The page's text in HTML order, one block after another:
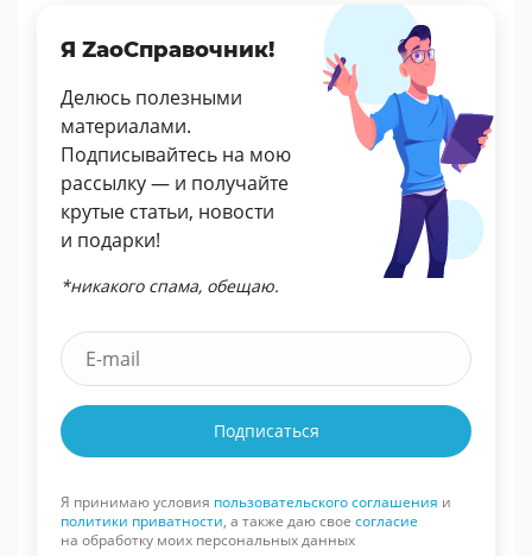
Я ZaoСправочник!
Делюсь полезными
материалами.
Подписывайтесь на мою
рассылку — и получайте
крутые статьи, новости
и подарки!
*никакого спама, обещаю.
Подписаться
Я принимаю условия пользовательского соглашения и
политики приватности, а также даю свое согласие
на обработку моих персональных данных